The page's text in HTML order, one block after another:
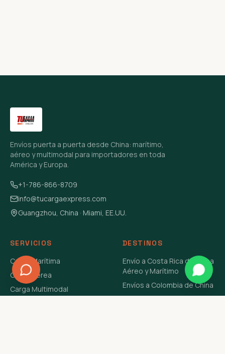
Envíos puerta a puerta desde China: marítimo,
aéreo y multimodal para importadores en toda
América y Europa.
+1-786-866-8709
info@tucargaexpress.com
Guangzhou, China · Miami, EE.UU.
SERVICIOS
Carga Marítima
Carga Aérea
Carga Multimodal
DESTINOS
Envío a Costa Rica de China
Aéreo y Marítimo
Envíos a Colombia de China